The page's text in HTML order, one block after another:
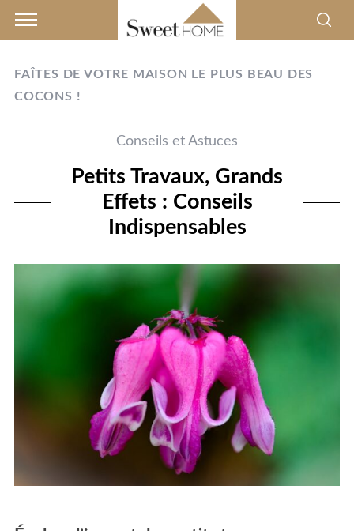
FAÎTES DE VOTRE MAISON LE PLUS BEAU DES
COCONS !
Conseils et Astuces
Petits Travaux, Grands
Effets : Conseils
Indispensables